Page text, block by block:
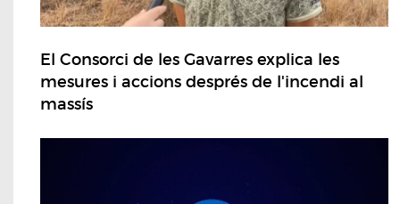
El Consorci de les Gavarres explica les
mesures i accions després de l'incendi al
massís